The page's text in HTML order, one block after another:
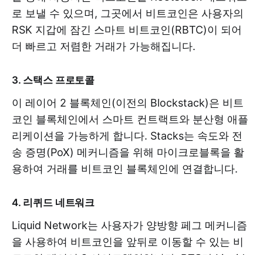
로 보낼 수 있으며, 그곳에서 비트코인은 사용자의
RSK 지갑에 잠긴 스마트 비트코인(RBTC)이 되어
더 빠르고 저렴한 거래가 가능해집니다.
3. 스택스 프로토콜
이 레이어 2 블록체인(이전의 Blockstack)은 비트
코인 ​​블록체인에서 스마트 컨트랙트와 분산형 애플
리케이션을 가능하게 합니다. Stacks는 속도와 전
송 증명(PoX) 메커니즘을 위해 마이크로블록을 활
용하여 거래를 비트코인 ​​블록체인에 연결합니다.
4. 리퀴드 네트워크
Liquid Network는 사용자가 양방향 페그 메커니즘
을 사용하여 비트코인을 앞뒤로 이동할 수 있는 비